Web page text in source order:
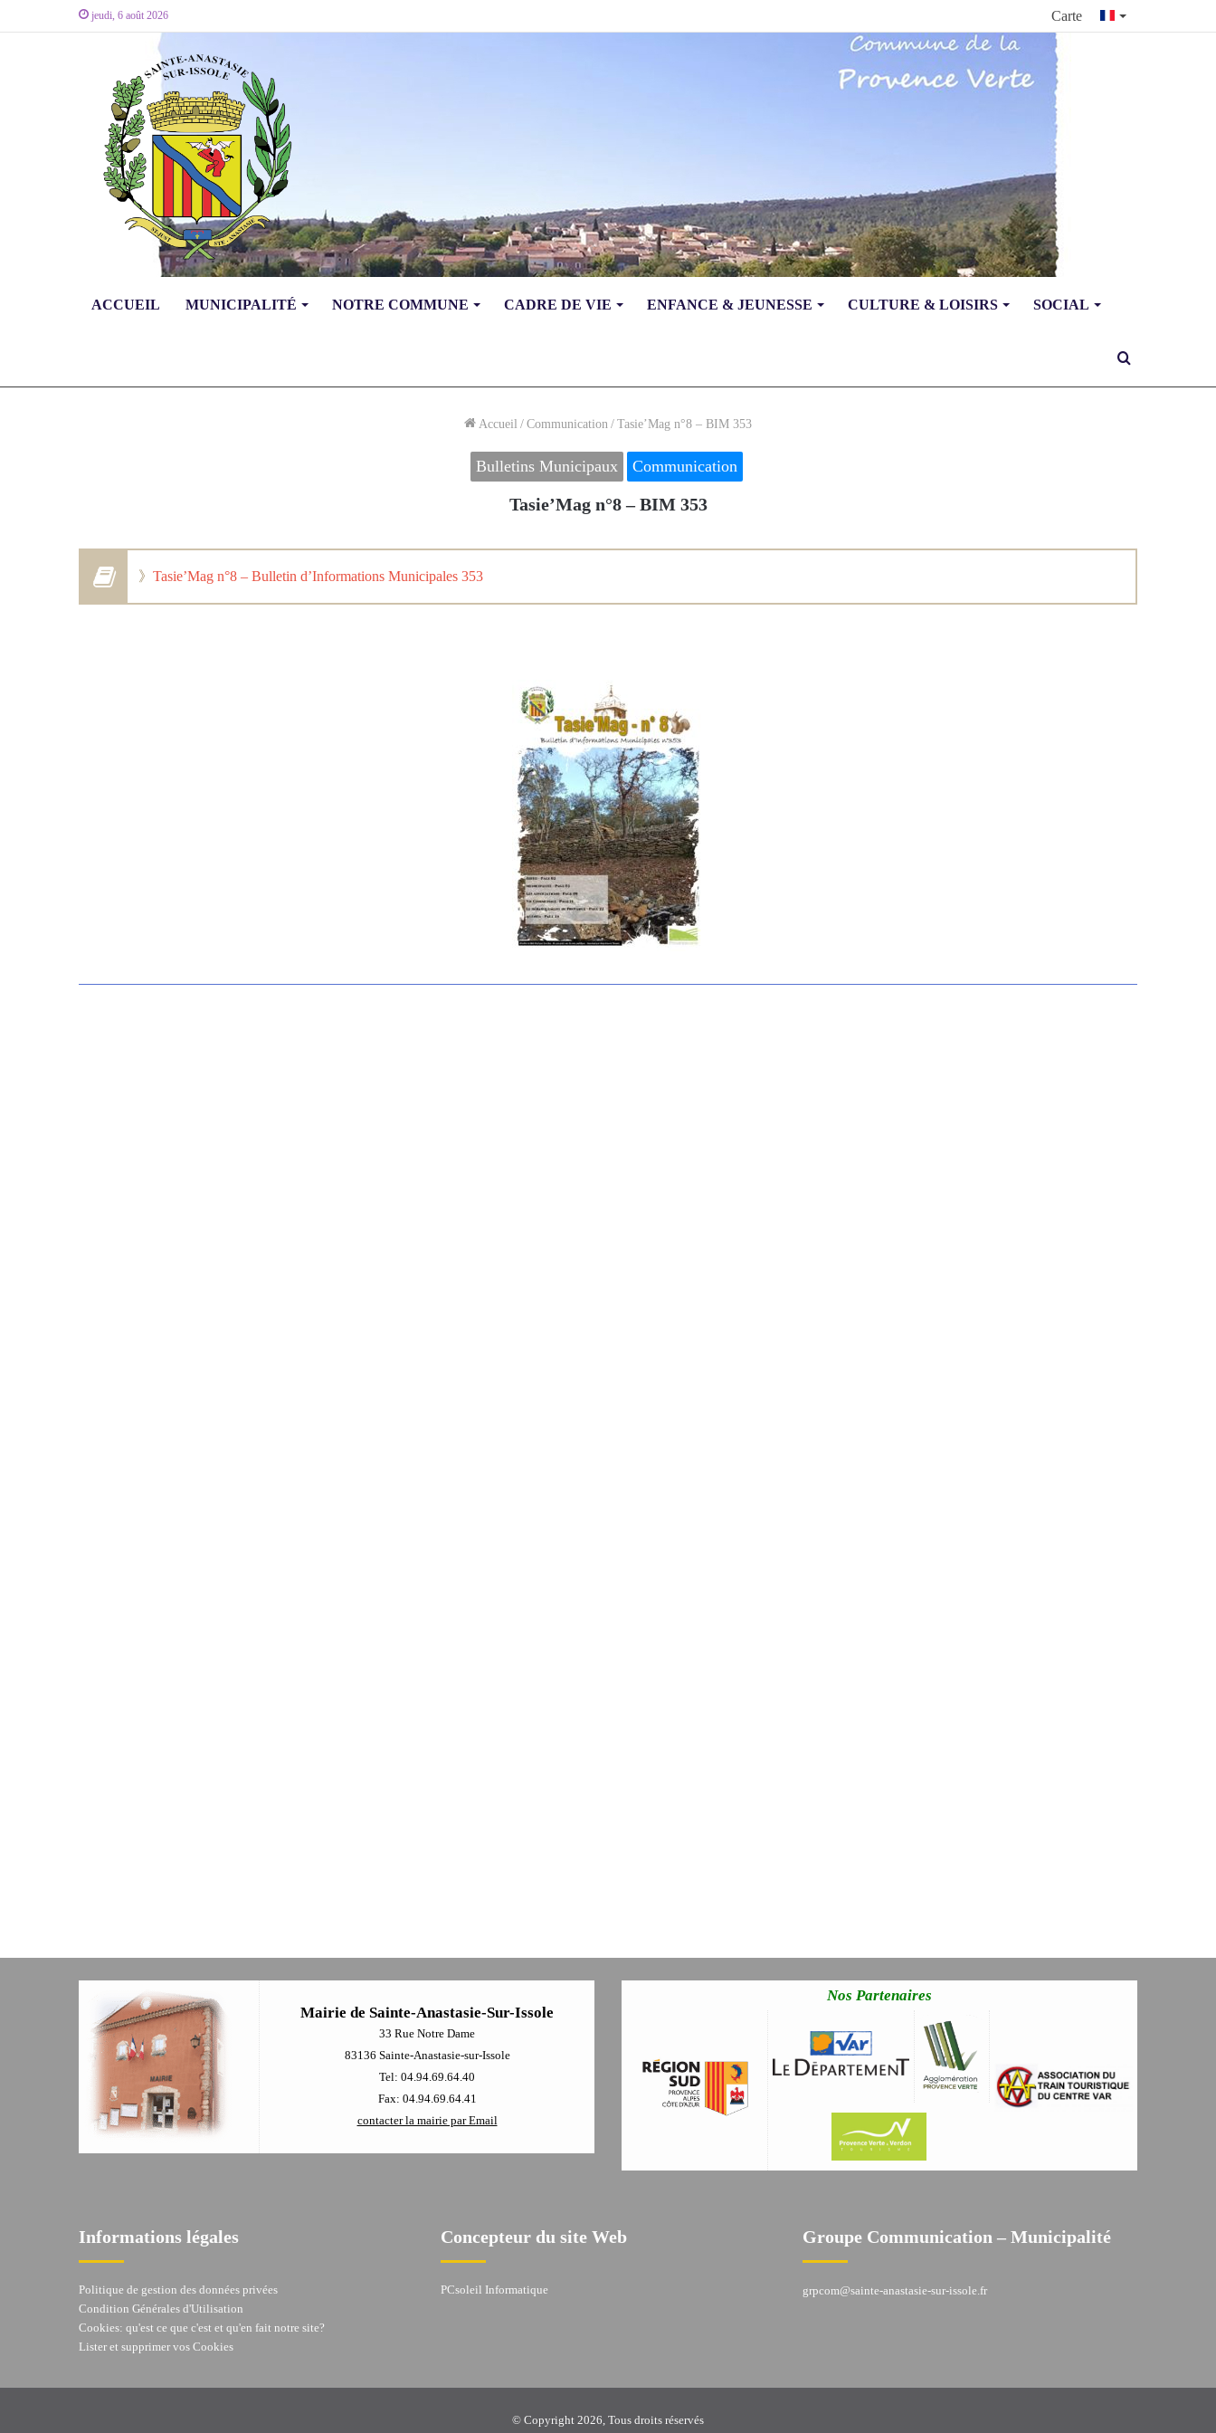
jeudi, 6 août 2026 Carte
ACCUEIL MUNICIPALITÉ NOTRE COMMUNE CADRE DE VIE ENFANCE & JEUNESSE CULTURE & LOISIRS SOCIAL
Accueil / Communication / Tasie’Mag n°8 – BIM 353
Bulletins Municipaux Communication
Tasie’Mag n°8 – BIM 353
》 Tasie’Mag n°8 – Bulletin d’Informations Municipales 353
Mairie de Sainte-Anastasie-Sur-Issole
33 Rue Notre Dame
83136 Sainte-Anastasie-sur-Issole
Tel: 04.94.69.64.40
Fax: 04.94.69.64.41
contacter la mairie par Email
Nos Partenaires
Informations légales
Politique de gestion des données privées
Condition Générales d'Utilisation
Cookies: qu'est ce que c'est et qu'en fait notre site?
Lister et supprimer vos Cookies
Concepteur du site Web
PCsoleil Informatique
Groupe Communication – Municipalité
grpcom@sainte-anastasie-sur-issole.fr
© Copyright 2026, Tous droits réservés